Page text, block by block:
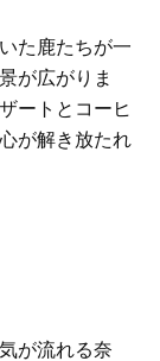
た鹿たちが一
が広がりま
ートとコーヒ
が解き放たれ
が流れる奈